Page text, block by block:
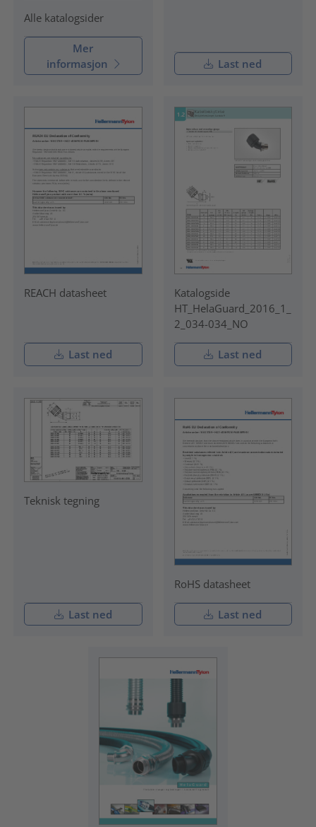
Alle katalogsider
Mer
informasjon
Last ned
REACH datasheet
Last ned
Katalogside
HT_HelaGuard_2016_1_
2_034-034_NO
Last ned
Teknisk tegning
Last ned
RoHS datasheet
Last ned